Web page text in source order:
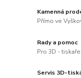
Kamenná
Přímo ve
Rady a pomoc
Pro 3D - tiskaře
Servis 3D-